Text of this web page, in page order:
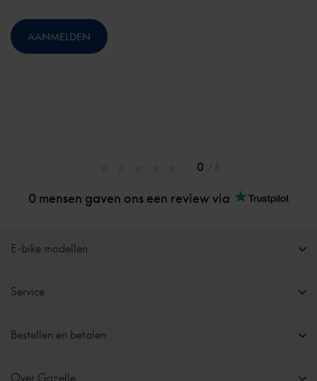
0
0 mensen gaven ons een review via
E-bike modellen
Service
Bestellen en betalen
Over Gazelle